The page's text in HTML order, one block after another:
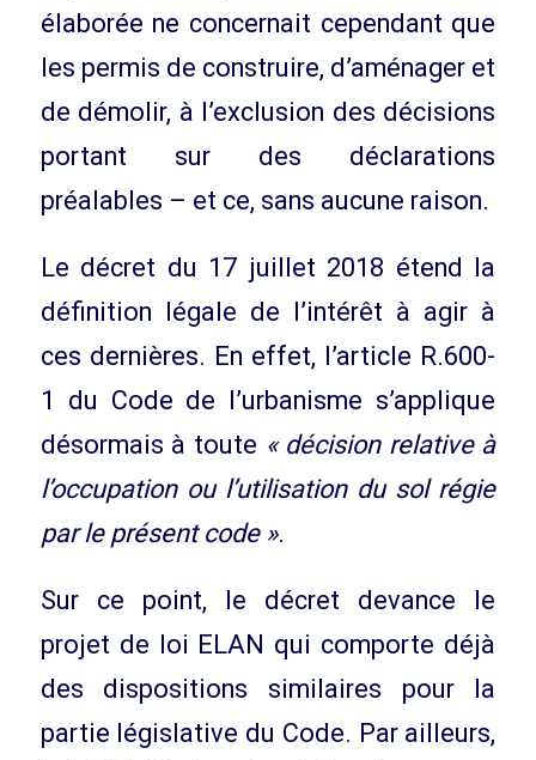
élaborée ne concernait cependant que
les permis de construire, d’aménager et
de démolir, à l’exclusion des décisions
portant sur des déclarations
préalables – et ce, sans aucune raison.
Le décret du 17 juillet 2018 étend la
définition légale de l’intérêt à agir à
ces dernières. En effet, l’article R.600-
1 du Code de l’urbanisme s’applique
désormais à toute « décision relative à
l’occupation ou l’utilisation du sol régie
par le présent code ».
Sur ce point, le décret devance le
projet de loi ELAN qui comporte déjà
des dispositions similaires pour la
partie législative du Code. Par ailleurs,